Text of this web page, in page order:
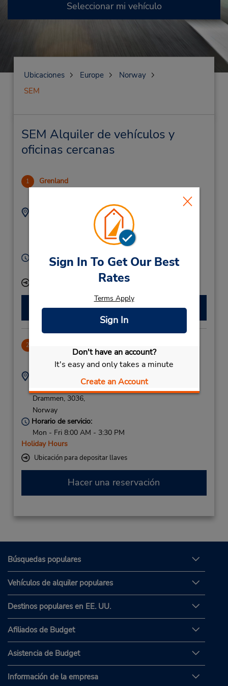
Sign In To Get Our Best
Rates
Terms Apply
Sign In
Don't have an account?
It's easy and only takes a minute
Create an Account
Seleccionar mi vehículo
Ubicaciones Europe
Norway
SEM
SEM Alquiler de vehículos y
oficinas cercanas
1 Grenland
Dirección:
Teléfono:
(47) 97474000
Horario de servicio:
Mon - Fri 8:00 AM - 4:00 PM
Ubicación para depositar llaves
Hacer una reservación
2
47.74 millas de distancia
Dirección:
Kobbervikdalen 91,
Drammen, 3036,
Norway
(47) 97474000
Horario de servicio:
Mon - Fri 8:00 AM - 3:30 PM
Holiday Hours
Ubicación para depositar llaves
Hacer una reservación
Búsquedas populares
Vehículos de alquiler populares
Destinos populares en EE. UU.
Afiliados de Budget
Asistencia de Budget
Información de la empresa